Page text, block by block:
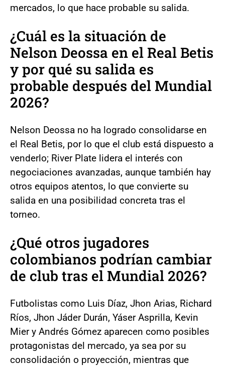
mercados, lo que hace probable su salida.
¿Cuál es la situación de
Nelson Deossa en el Real Betis
y por qué su salida es
probable después del Mundial
2026?
Nelson Deossa no ha logrado consolidarse en
el Real Betis, por lo que el club está dispuesto a
venderlo; River Plate lidera el interés con
negociaciones avanzadas, aunque también hay
otros equipos atentos, lo que convierte su
salida en una posibilidad concreta tras el
torneo.
¿Qué otros jugadores
colombianos podrían cambiar
de club tras el Mundial 2026?
Futbolistas como Luis Díaz, Jhon Arias, Richard
Ríos, Jhon Jáder Durán, Yáser Asprilla, Kevin
Mier y Andrés Gómez aparecen como posibles
protagonistas del mercado, ya sea por su
consolidación o proyección, mientras que